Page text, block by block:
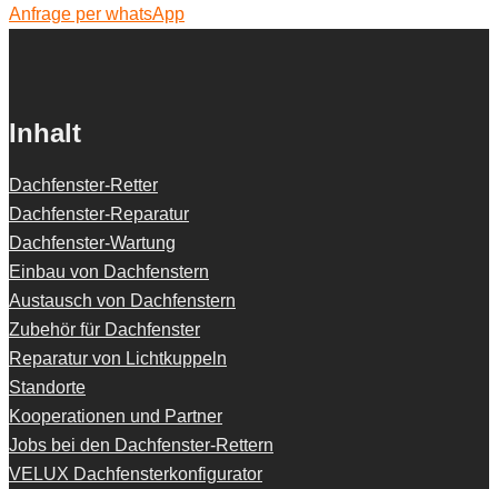
Anfrage per whatsApp
Inhalt
Dachfenster-Retter
Dachfenster-Reparatur
Dachfenster-Wartung
Einbau von Dachfenstern
Austausch von Dachfenstern
Zubehör für Dachfenster
Reparatur von Lichtkuppeln
Standorte
Kooperationen und Partner
Jobs bei den Dachfenster-Rettern
VELUX Dachfensterkonfigurator